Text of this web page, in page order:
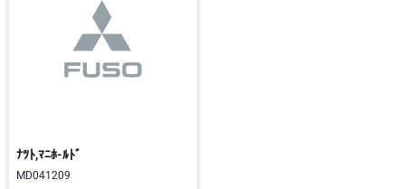
ﾅﾂﾄ,ﾏﾆﾎ-ﾙﾄﾞ
MD041209